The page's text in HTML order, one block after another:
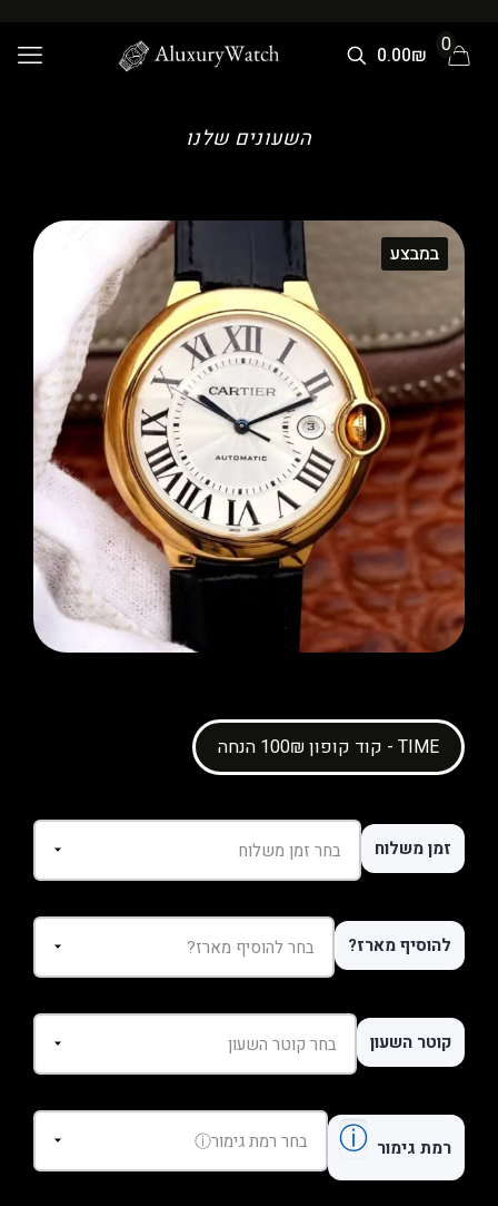
0
0.00₪
השעונים שלנו
במבצע
קוד קופון 100₪ הנחה - TIME
זמן משלוח
להוסיף מארז?
קוטר השעון
רמת גימור ⓘ